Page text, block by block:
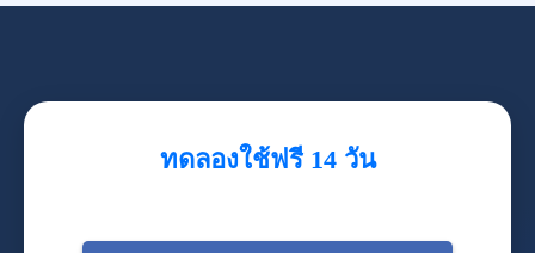
ทดลองใช้ฟรี 14 วัน